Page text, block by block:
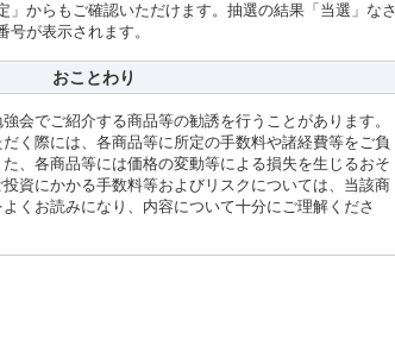
」からもご確認いただけます。抽選の結果「当選」なさ
が表示されます。
おことわり
会でご紹介する商品等の勧誘を行うことがあります。
く際には、各商品等に所定の手数料や諸経費等をご負
、各商品等には価格の変動等による損失を生じるおそ
資にかかる手数料等およびリスクについては、当該商
くお読みになり、内容について十分にご理解くださ